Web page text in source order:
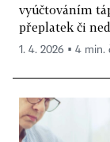
vyúčtováním
přeplatek či
1. 4. 2026 ▪ 4 min.